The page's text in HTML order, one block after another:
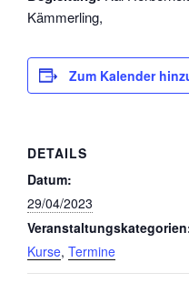
Kämmerling,
Zum Kalender
DETAILS
Datum:
29/04/2023
Kurse, Termine